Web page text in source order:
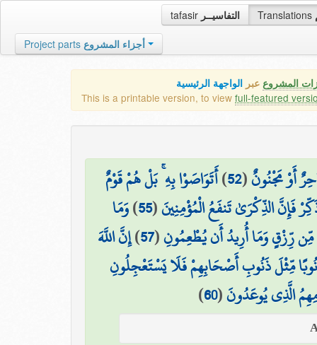
tafasir التفاسيــر Translations
Project parts أجزاء المشروع
المشروع عبر الواجهة الرئيسية
This is a printable version, to view full-featured
أَوْ مَجْنُونٌ(
52
)أَتَوَاصَوْا بِهِ ۚ بَلْ هُمْ قَوْمٌ
فَإِنَّ الذِّكْرَىٰ تَنفَعُ الْمُؤْمِنِينَ(
55
)وَمَا
مِّن رِّزْقٍ وَمَا أُرِيدُ أَن يُطْعِمُونِ(
57
)إِنَّ اللَّهَ
مِّثْلَ ذَنُوبِ أَصْحَابِهِمْ فَلَا يَسْتَعْجِلُونِ
الَّذِي يُوعَدُونَ(
60
)